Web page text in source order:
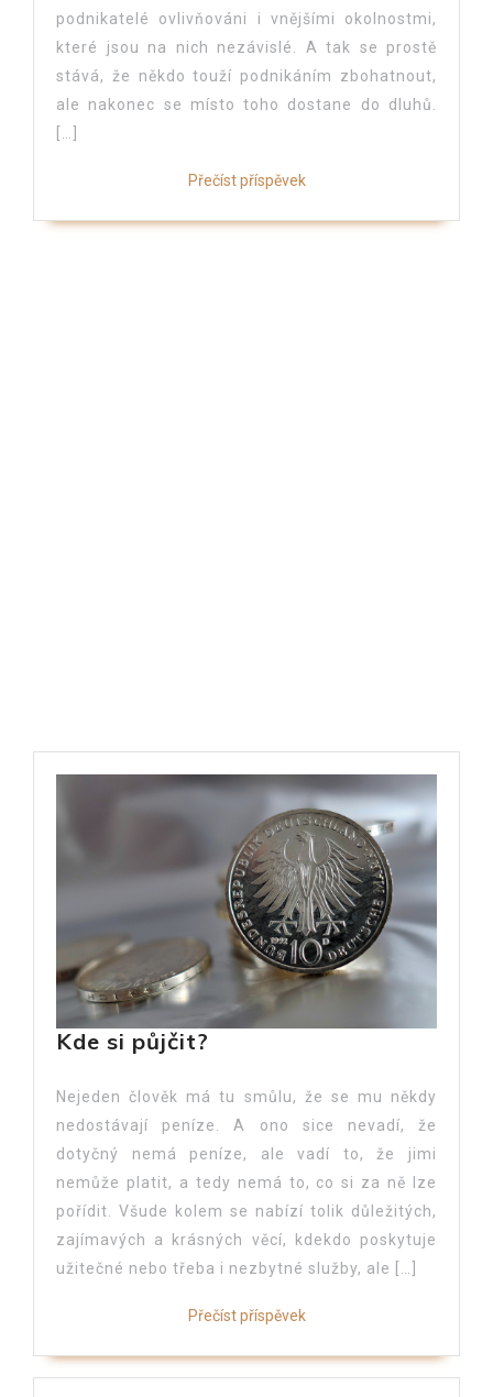
podnikatelé ovlivňováni i vnějšími okolnostmi,
které jsou na nich nezávislé. A tak se prostě
stává, že někdo touží podnikáním zbohatnout,
ale nakonec se místo toho dostane do dluhů.
Přečíst příspěvek
Kde si půjčit?
Nejeden člověk má tu smůlu, že se mu někdy
nedostávají peníze. A ono sice nevadí, že
dotyčný nemá peníze, ale vadí to, že jimi
nemůže platit, a tedy nemá to, co si za ně lze
pořídit. Všude kolem se nabízí tolik důležitých,
zajímavých a krásných věcí, kdekdo poskytuje
užitečné nebo třeba i nezbytné služby, ale […]
Přečíst příspěvek